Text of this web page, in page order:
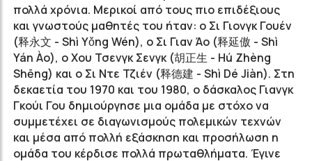
πολλά χρόνια. Μερικοί από τους πιο επιδέξιους
και γνωστούς μαθητές του ήταν: ο Σι Γιονγκ Γουέν
(释永文 - Shì Yǒng Wén), ο Σι Γιαν Άο (释延傲 - Shì
Yán Ào), ο Χου Τσενγκ Σενγκ (胡正生 - Hú Zhèng
Shēng) και ο Σι Ντε Τζιέν (释德建 - Shì Dé Jiàn). Στη
δεκαετία του 1970 και του 1980, ο δάσκαλος Γιανγκ
Γκούι Γου δημιούργησε μια ομάδα με στόχο να
συμμετέχει σε διαγωνισμούς πολεμικών τεχνών
και μέσα από πολλή εξάσκηση και προσήλωση η
ομάδα του κέρδισε πολλά πρωταθλήματα. Έγινε